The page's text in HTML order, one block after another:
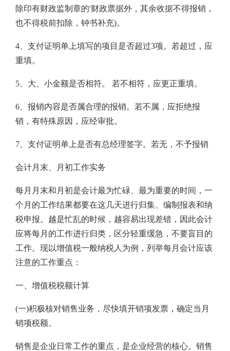
除印有财政监制章的'财政票据外，其余收据不得报销，
也不得税前扣除，钟书补充)。
4、支付证明单上填写的项目是否超过3项。若超过，应
重填。
5、大、小金额是否相符。 若不相符，应更正重填。
6、报销内容是否属合理的报销。若不属，应拒绝报
销，有特殊原因，应经审批。
7、支付证明单上是否有总经理签字。若无，不予报销
会计月末、月初工作实务
每月月末和月初是会计最为忙碌、最为重要的时间，一
个月的工作结果都要在这几天进行归集、编制报表和纳
税申报。越是忙乱的时候，越容易出现差错，因此会计
应将每月的工作进行归类，区分轻重缓急，不要盲目的
工作。现以增值税一般纳税人为例，列举每月会计应该
注意的工作重点：
一、增值税税额计算
(一)积极核对销售业务，尽快填开销项发票，确定当月
销项税额。
销售是企业日常工作的重点，是企业经营的核心。销售